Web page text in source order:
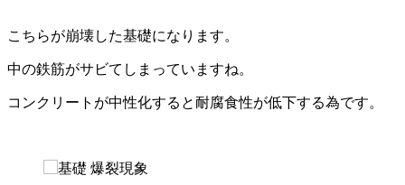
こちらが崩壊した基礎になります。
中の鉄筋がサビてしまっていますね。
コンクリートが中性化すると耐腐食性が低下する為です。